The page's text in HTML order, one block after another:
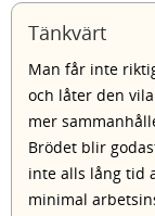
Tänkvärt
Man får inte
och låter den
mer
Brödet blir
inte alls lång tid
minimal